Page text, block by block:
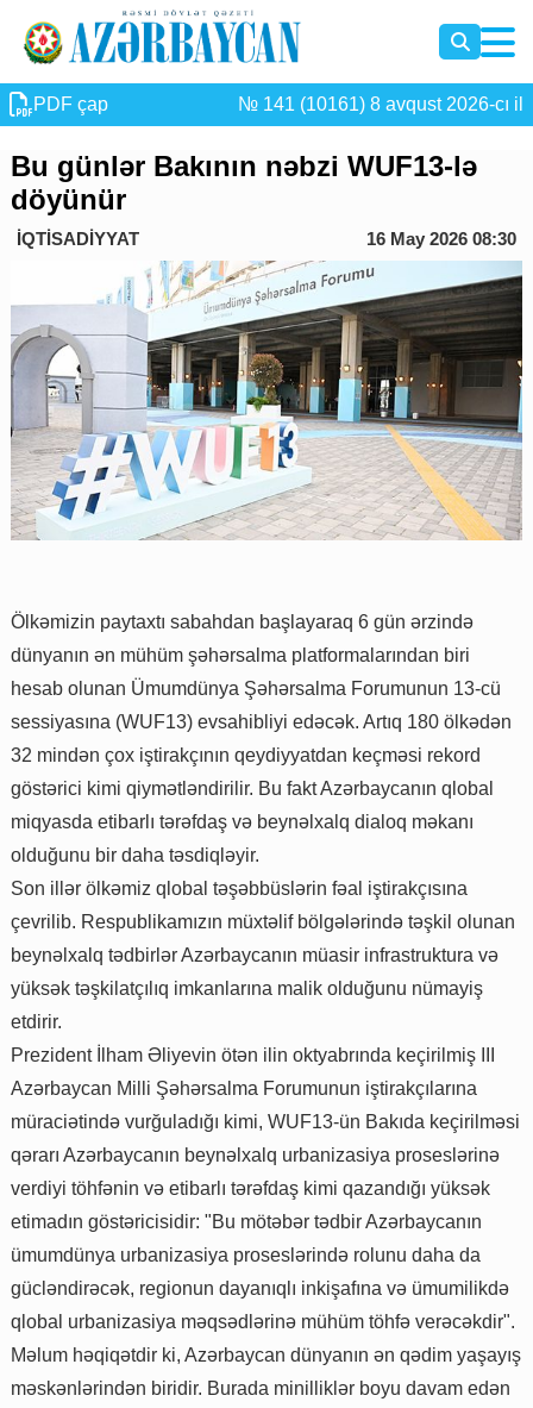
PDF çap № 141 (10161) 8 avqust 2026-cı il
Bu günlər Bakının nəbzi WUF13-lə
döyünür
İQTİSADİYYAT 16 May 2026 08:30
Ölkəmizin paytaxtı sabahdan başlayaraq 6 gün ərzində
dünyanın ən mühüm şəhərsalma platformalarından biri
hesab olunan Ümumdünya Şəhərsalma Forumunun 13-cü
sessiyasına (WUF13) evsahibliyi edəcək. Artıq 180 ölkədən
32 mindən çox iştirakçının qeydiyyatdan keçməsi rekord
göstərici kimi qiymətləndirilir. Bu fakt Azərbaycanın qlobal
miqyasda etibarlı tərəfdaş və beynəlxalq dialoq məkanı
olduğunu bir daha təsdiqləyir.
Son illər ölkəmiz qlobal təşəbbüslərin fəal iştirakçısına
çevrilib. Respublikamızın müxtəlif bölgələrində təşkil olunan
beynəlxalq tədbirlər Azərbaycanın müasir infrastruktura və
yüksək təşkilatçılıq imkanlarına malik olduğunu nümayiş
etdirir.
Prezident İlham Əliyevin ötən ilin oktyabrında keçirilmiş III
Azərbaycan Milli Şəhərsalma Forumunun iştirakçılarına
müraciətində vurğuladığı kimi, WUF13-ün Bakıda keçirilməsi
qərarı Azərbaycanın beynəlxalq urbanizasiya proseslərinə
verdiyi töhfənin və etibarlı tərəfdaş kimi qazandığı yüksək
etimadın göstəricisidir: "Bu mötəbər tədbir Azərbaycanın
ümumdünya urbanizasiya proseslərində rolunu daha da
gücləndirəcək, regionun dayanıqlı inkişafına və ümumilikdə
qlobal urbanizasiya məqsədlərinə mühüm töhfə verəcəkdir".
Məlum həqiqətdir ki, Azərbaycan dünyanın ən qədim yaşayış
məskənlərindən biridir. Burada minilliklər boyu davam edən